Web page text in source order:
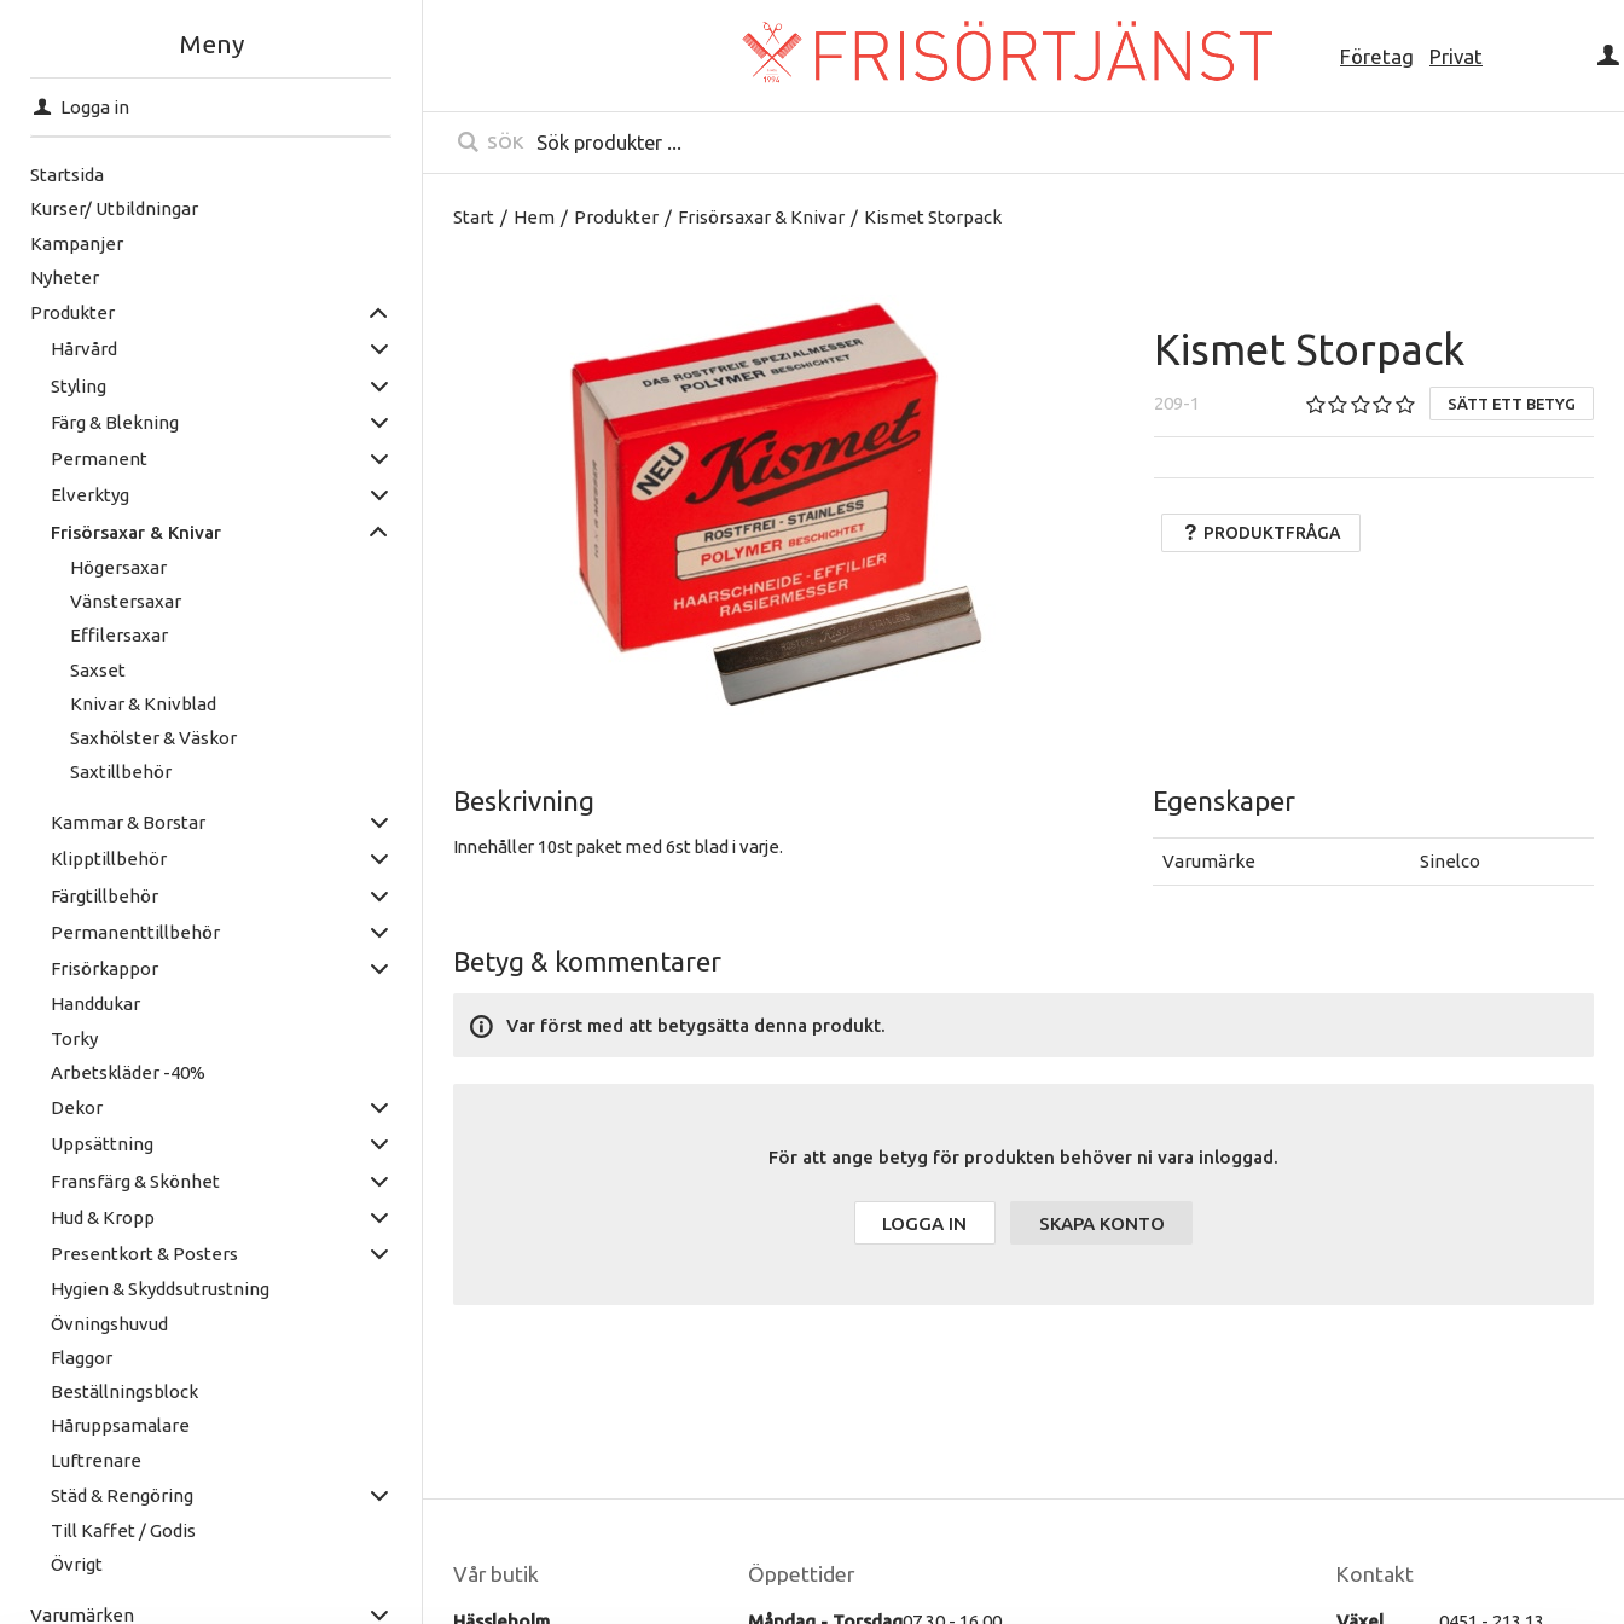
Meny
Logga in
Startsida
Kurser/ Utbildningar
Kampanjer
Nyheter
Produkter
Hårvård
Styling
Färg & Blekning
Permanent
Elverktyg
Frisörsaxar & Knivar
Högersaxar
Vänstersaxar
Effilersaxar
Saxset
Knivar & Knivblad
Saxhölster & Väskor
Saxtillbehör
Kammar & Borstar
Klipptillbehör
Färgtillbehör
Permanenttillbehör
Frisörkappor
Handdukar
Torky
Arbetskläder -40%
Dekor
Uppsättning
Fransfärg & Skönhet
Hud & Kropp
Presentkort & Posters
Hygien & Skyddsutrustning
Övningshuvud
Flaggor
Beställningsblock
Håruppsamalare
Luftrenare
Städ & Rengöring
Till Kaffet / Godis
Övrigt
Varumärken
Företag Privat
SÖK
Start / Hem / Produkter / Frisörsaxar & Knivar / Kismet Storpack
Kismet Storpack
209-1 SÄTT ETT BETYG
PRODUKTFRÅGA
Beskrivning
Innehåller 10st paket med 6st blad i varje.
Egenskaper
Varumärke Sinelco
Betyg & kommentarer
För att ange betyg för produkten behöver ni vara inloggad.
LOGGA IN SKAPA KONTO
Var först med att betygsätta denna produkt.
Vår butik Öppettider Kontakt